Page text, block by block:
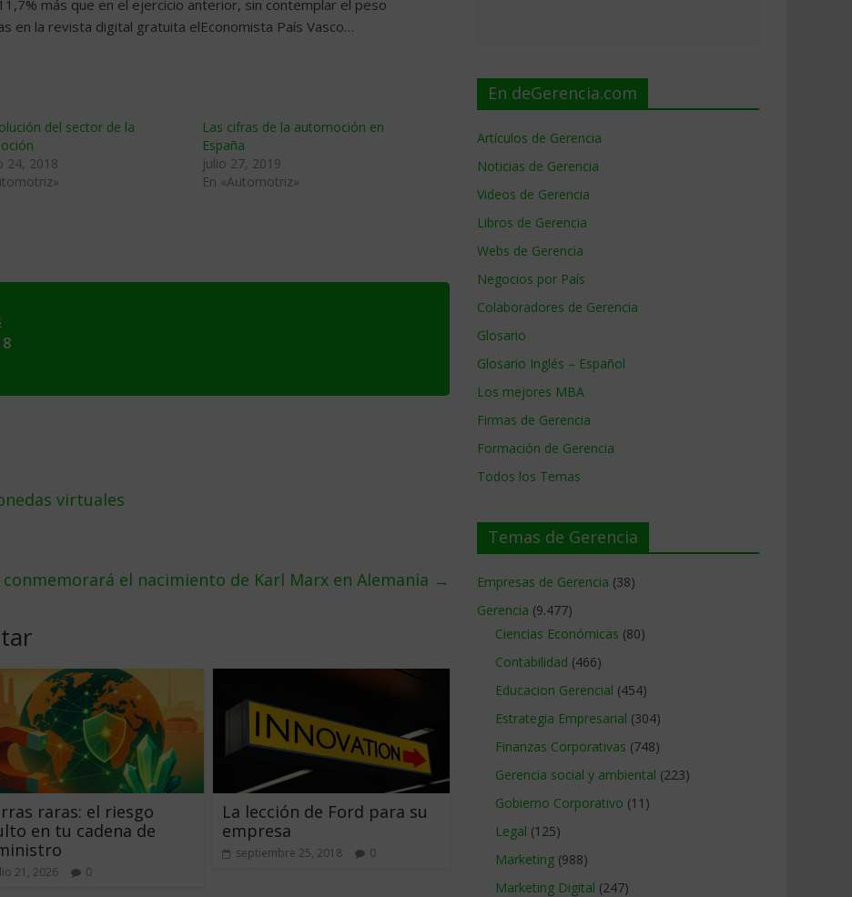
más que en el ejercicio anterior, sin contemplar el peso
en la revista digital gratuita elEconomista País Vasco…
del sector de la
24, 2018
Las cifras de la automoción en
España
julio 27, 2019
En «Automotriz»
virtuales
el nacimiento de Karl Marx en Alemania →
raras: el riesgo
en tu cadena de
21, 2026 0
La lección de Ford para su
empresa
septiembre 25, 2018 0
En deGerencia.com
Artículos de Gerencia
Noticias de Gerencia
Videos de Gerencia
Libros de Gerencia
Webs de Gerencia
Negocios por País
Colaboradores de Gerencia
Glosario
Glosario Inglés – Español
Los mejores MBA
Firmas de Gerencia
Formación de Gerencia
Todos los Temas
Temas de Gerencia
Empresas de Gerencia (38)
Gerencia (9.477)
Ciencias Económicas (80)
Contabilidad (466)
Educacion Gerencial (454)
Estrategia Empresarial (304)
Finanzas Corporativas (748)
Gerencia social y ambiental (223)
Gobierno Corporativo (11)
Legal (125)
Marketing (988)
Marketing Digital (247)